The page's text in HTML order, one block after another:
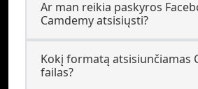
Ar man reikia paskyros
Camdemy atsisiųsti?
Kokį formatą atsisiunčiamas
failas?